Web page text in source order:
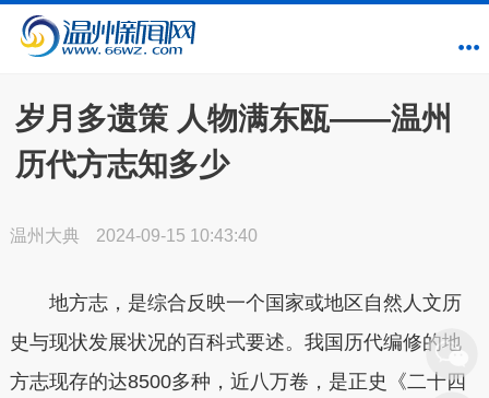
岁月多遗策 人物满东瓯——温州
历代方志知多少
温州大典 2024-09-15 10:43:40
地方志，是综合反映一个国家或地区自然人文历
史与现状发展状况的百科式要述。我国历代编修的地
方志现存的达8500多种，近八万卷，是正史《二十四